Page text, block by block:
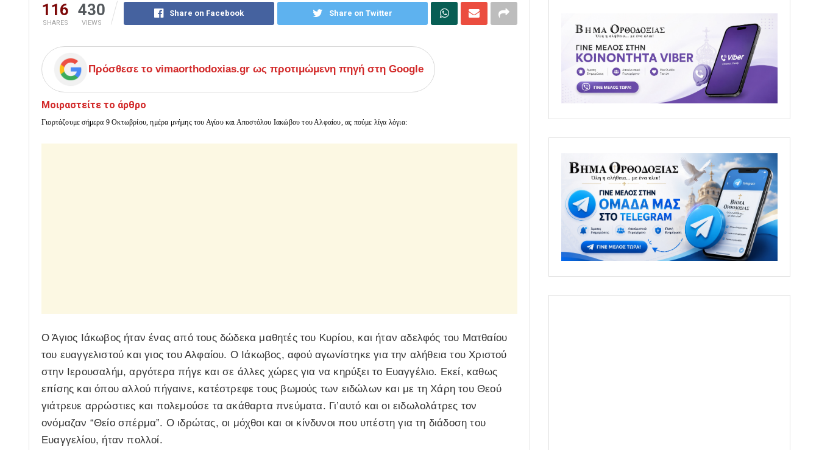
116
SHARES
430
VIEWS
Share on Facebook Share on Twitter
Πρόσθεσε το vimaorthodoxias.gr ως προτιμώμενη πηγή στη Google
Μοιραστείτε το άρθρο
Γιορτάζουμε σήμερα 9 Οκτωβρίου, ημέρα μνήμης του Αγίου και Αποστόλου Ιακώβου του Αλφαίου, ας πούμε λίγα λόγια:
Ο Άγιος Ιάκωβος ήταν ένας από τους δώδεκα μαθητές του Κυρίου, και ήταν αδελφός του Ματθαίου
του ευαγγελιστού και γιος του Αλφαίου. Ο Ιάκωβος, αφού αγωνίστηκε για την αλήθεια του Χριστού
στην Ιερουσαλήμ, αργότερα πήγε και σε άλλες χώρες για να κηρύξει το Ευαγγέλιο. Εκεί, καθως
επίσης και όπου αλλού πήγαινε, κατέστρεφε τους βωμούς των ειδώλων και με τη Χάρη του Θεού
γιάτρευε αρρώστιες και πολεμούσε τα ακάθαρτα πνεύματα. Γι’αυτό και οι ειδωλολάτρες τον
ονόμαζαν “Θείο σπέρμα”. Ο ιδρώτας, οι μόχθοι και οι κίνδυνοι που υπέστη για τη διάδοση του
Ευαγγελίου, ήταν πολλοί.